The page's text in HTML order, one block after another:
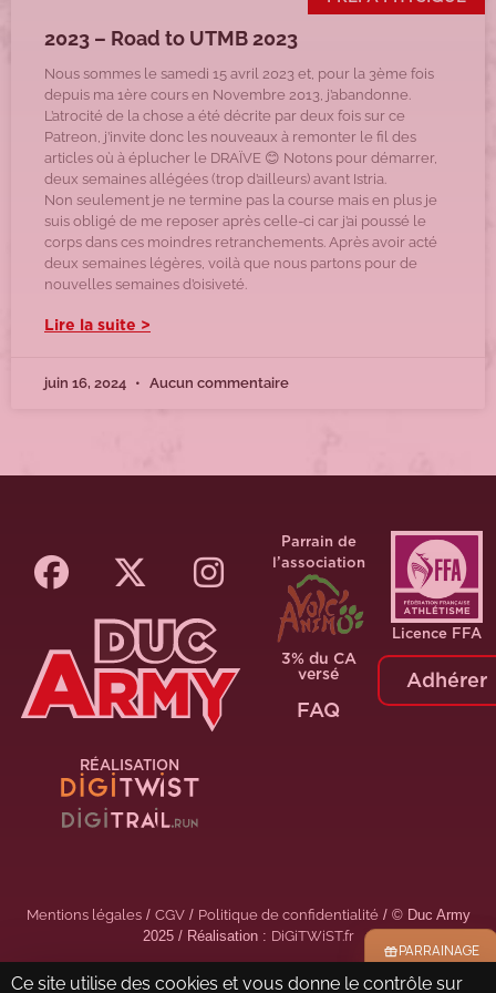
2023 – Road to UTMB 2023
Nous sommes le samedi 15 avril 2023 et, pour la 3ème fois
depuis ma 1ère cours en Novembre 2013, j’abandonne.
L’atrocité de la chose a été décrite par deux fois sur ce
Patreon, j’invite donc les nouveaux à remonter le fil des
articles où à éplucher le DRAÏVE 😊 Notons pour démarrer,
deux semaines allégées (trop d’ailleurs) avant Istria.
Non seulement je ne termine pas la course mais en plus je
suis obligé de me reposer après celle-ci car j’ai poussé le
corps dans ces moindres retranchements. Après avoir acté
deux semaines légères, voilà que nous partons pour de
nouvelles semaines d’oisiveté.
Lire la suite >
juin 16, 2024 Aucun commentaire
RÉALISATION
Parrain de
l’association
3% du CA
versé
FAQ
Licence FFA
Adhérer
Mentions légales/ CGV/ Politique de confidentialité/ © Duc Army
2025 / Réalisation : DiGiTWiST.fr
PARRAINAGE
Ce site utilise des cookies et vous donne le contrôle sur